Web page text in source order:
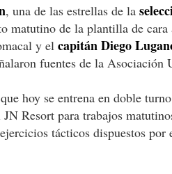
, una de las estrellas de la
matutino de la plantilla de
y el capitán Diego
fuentes de la Asociación
hoy se entrena en doble
Resort para trabajos
tácticos dispuestos por